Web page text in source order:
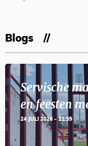
Blogs
Servische
en feesten
24 JULI 2026 - 11:59